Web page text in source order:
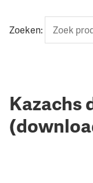
Zoeken:
Kazachs